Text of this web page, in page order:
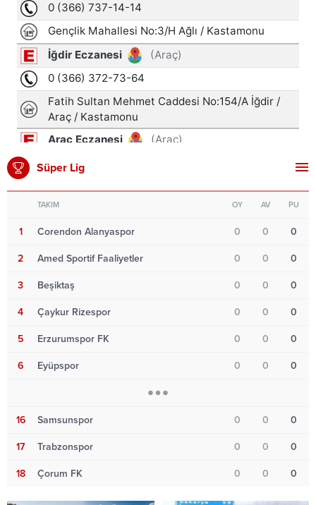
Süper Lig
TAKIM OY AV PU
1 Corendon Alanyaspor 0 0 0
2 Amed Sportif Faaliyetler 0 0 0
3 Beşiktaş 0 0 0
4 Çaykur Rizespor 0 0 0
5 Erzurumspor FK 0 0 0
6 Eyüpspor 0 0 0
16 Samsunspor 0 0 0
17 Trabzonspor 0 0 0
18 Çorum FK 0 0 0